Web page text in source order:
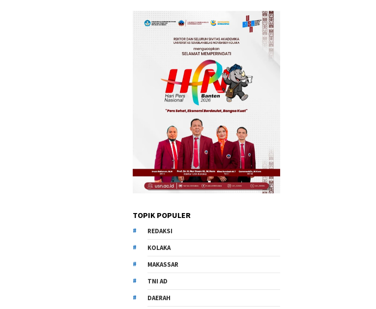
TOPIK POPULER
REDAKSI
KOLAKA
MAKASSAR
TNI AD
DAERAH